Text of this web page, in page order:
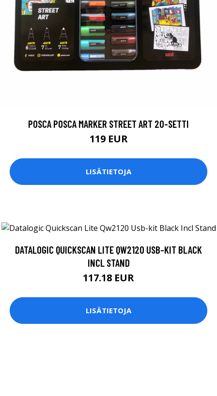
POSCA POSCA MARKER STREET ART 20-SETTI
119 EUR
LISÄTIETOJA
DATALOGIC QUICKSCAN LITE QW2120 USB-KIT BLACK
INCL STAND
117.18 EUR
LISÄTIETOJA